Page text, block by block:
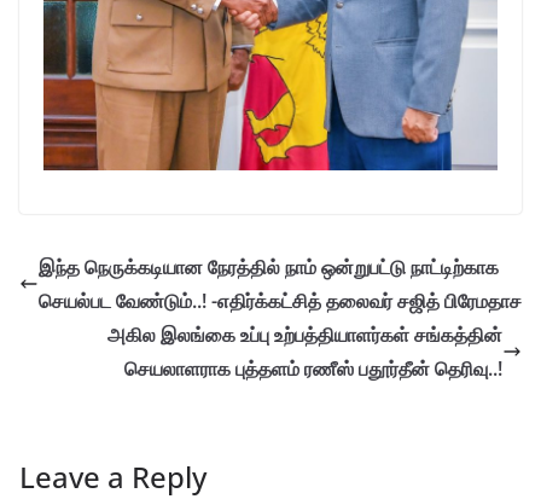
இந்த நெருக்கடியான நேரத்தில் நாம் ஒன்றுபட்டு நாட்டிற்காக
செயல்பட வேண்டும்..! -எதிர்க்கட்சித் தலைவர் சஜித் பிரேமதாச
அகில இலங்கை உப்பு உற்பத்தியாளர்கள் சங்கத்தின்
செயலாளராக புத்தளம் ரணீஸ் பதூர்தீன் தெரிவு..!
Leave a Reply